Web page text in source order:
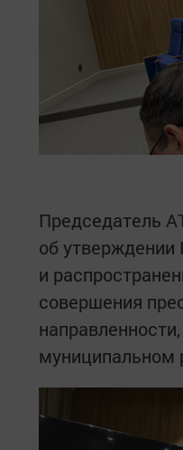
Председатель
об утверждении
и
совершения
муниципальном